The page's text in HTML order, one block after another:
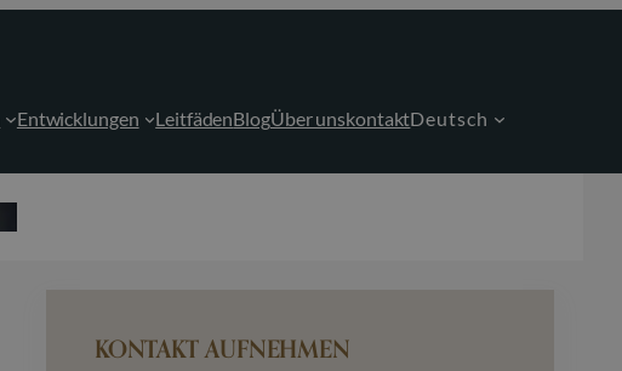
Entwicklungen LeitfädenBlogÜber unskontaktDeutsch
KONTAKT AUFNEHMEN